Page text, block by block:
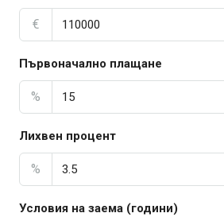
€
Първоначално плащане
%
Лихвен процент
%
Условия на заема (години)